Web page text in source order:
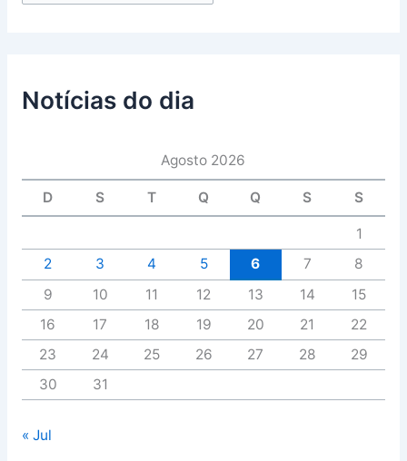
Notícias do dia
Agosto 2026
D S T Q Q S S
1
2
3 4 5 6 7
8
9
10 11 12 13 14
15
16
17 18 19 20 21
22
23
24 25 26 27 28
29
30
31
« Jul